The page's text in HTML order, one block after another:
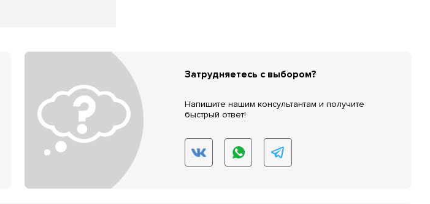
Затрудняетесь с выбором?
Напишите нашим консультантам и получите
быстрый ответ!